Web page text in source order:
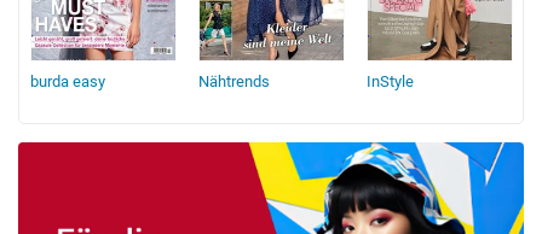
burda easy Nähtrends InStyle